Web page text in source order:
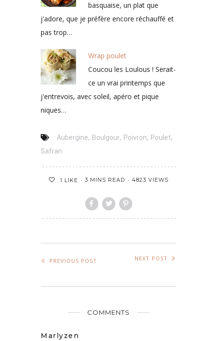
basquaise, un plat que
j'adore, que je préfère encore réchauffé et
pas trop…
Wrap poulet
Coucou les Loulous ! Serait-
ce un vrai printemps que
j'entrevois, avec soleil, apéro et pique
niques…
Aubergine, Boulgour, Poivron, Poulet,
Safran
1 LIKE 3 MINS READ 4823 VIEWS
PREVIOUS POST NEXT POST
COMMENTS
Marlyzen